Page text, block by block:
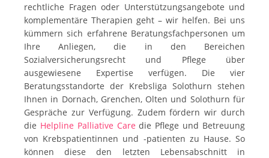
rechtliche Fragen oder Unterstützungsangebote und
komplementäre Therapien geht – wir helfen. Bei uns
kümmern sich erfahrene Beratungsfachpersonen um
Ihre Anliegen, die in den Bereichen
Sozialversicherungsrecht und Pflege über
ausgewiesene Expertise verfügen. Die vier
Beratungsstandorte der Krebsliga Solothurn stehen
Ihnen in Dornach, Grenchen, Olten und Solothurn für
Gespräche zur Verfügung. Zudem fördern wir durch
die Helpline Palliative Care die Pflege und Betreuung
von Krebspatientinnen und -patienten zu Hause. So
können diese den letzten Lebensabschnitt in